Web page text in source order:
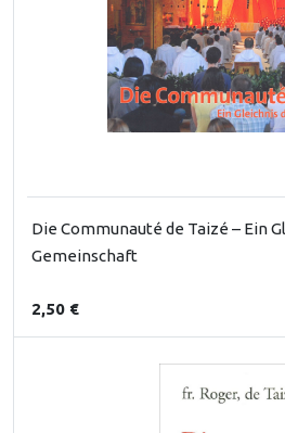
Die Communauté de Taizé – Ein
Gemeinschaft
2,50 €